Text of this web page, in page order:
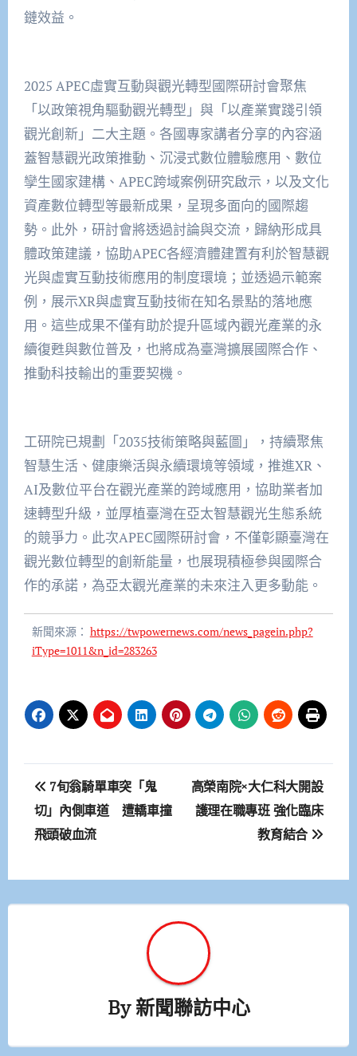
鏈效益。
2025 APEC虛實互動與觀光轉型國際研討會聚焦
「以政策視角驅動觀光轉型」與「以產業實踐引領
觀光創新」二大主題。各國專家講者分享的內容涵
蓋智慧觀光政策推動、沉浸式數位體驗應用、數位
孿生國家建構、APEC跨域案例研究啟示，以及文化
資產數位轉型等最新成果，呈現多面向的國際趨
勢。此外，研討會將透過討論與交流，歸納形成具
體政策建議，協助APEC各經濟體建置有利於智慧觀
光與虛實互動技術應用的制度環境；並透過示範案
例，展示XR與虛實互動技術在知名景點的落地應
用。這些成果不僅有助於提升區域內觀光產業的永
續復甦與數位普及，也將成為臺灣擴展國際合作、
推動科技輸出的重要契機。
工研院已規劃「2035技術策略與藍圖」，持續聚焦
智慧生活、健康樂活與永續環境等領域，推進XR、
AI及數位平台在觀光產業的跨域應用，協助業者加
速轉型升級，並厚植臺灣在亞太智慧觀光生態系統
的競爭力。此次APEC國際研討會，不僅彰顯臺灣在
觀光數位轉型的創新能量，也展現積極參與國際合
作的承諾，為亞太觀光產業的未來注入更多動能。
新聞來源： https://twpowernews.com/news_pagein.php?
iType=1011&n_id=283263
文
章
導
覽
7旬翁騎單車突「鬼
切」內側車道 遭轎車撞
飛頭破血流
高榮南院×大仁科大開設
護理在職專班 強化臨床
教育結合
By新聞聯訪中心